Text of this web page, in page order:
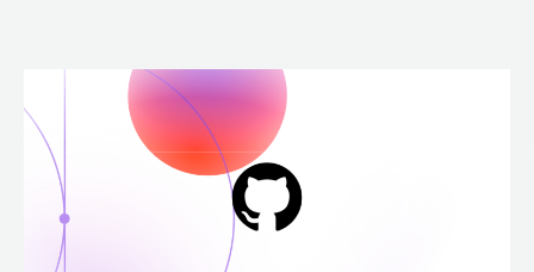
para
conteúdo